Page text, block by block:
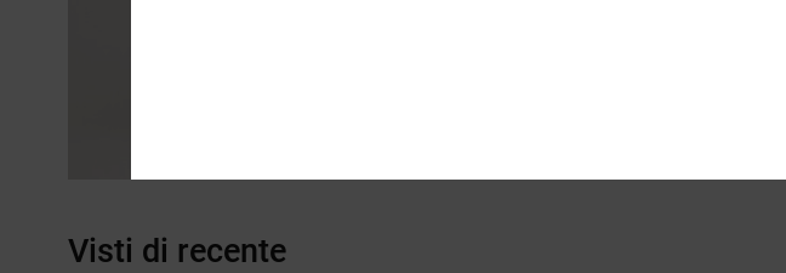
Visti di recente